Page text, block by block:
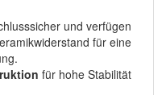
und verfügen
für eine
für hohe Stabilität